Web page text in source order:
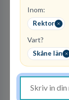
Inom:
Rektor
Vart?
Skåne län
1lediga